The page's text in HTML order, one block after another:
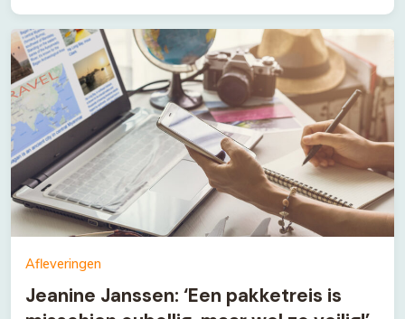
Afleveringen
Jeanine Janssen: ‘Een pakketreis is